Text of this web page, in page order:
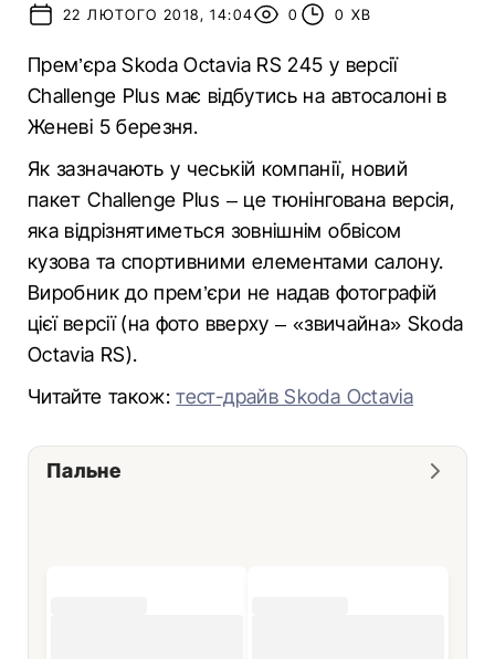
22 ЛЮТОГО 2018, 14:04 0 0 ХВ
Прем’єра Skoda Octavia RS 245 у версії
Challenge Plus має відбутись на автосалоні в
Женеві 5 березня.
Як зазначають у чеській компанії, новий
пакет Challenge Plus – це тюнінгована версія,
яка відрізнятиметься зовнішнім обвісом
кузова та спортивними елементами салону.
Виробник до прем’єри не надав фотографій
цієї версії (на фото вверху – «звичайна» Skoda
Octavia RS).
Читайте також:тест-драйв Skoda Octavia
Пальне